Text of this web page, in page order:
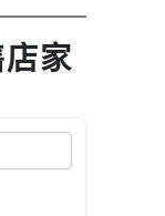
家